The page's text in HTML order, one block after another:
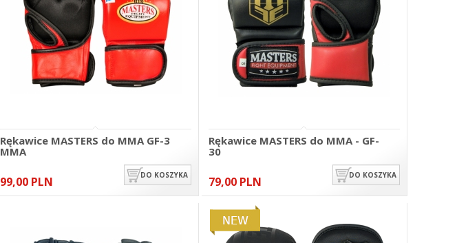
Rękawice MASTERS do MMA GF-3
MMA
99,00 PLN DO KOSZYKA
Rękawice MASTERS do MMA - GF-
30
79,00 PLN DO KOSZYKA